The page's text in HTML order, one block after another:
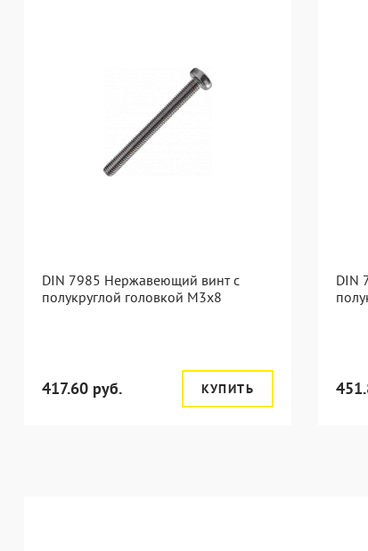
DIN 7985 Нержавеющий винт с
полукруглой головкой М3х8
417.60 руб. КУПИТЬ
DIN